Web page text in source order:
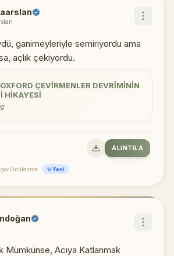
ganimeyleriyle semiriyordu ama
açlık çekiyordu.
ÇEVIRMENLER DEVRIMININ
HIKAYESI
ALINTILA
✨ Yeni
Mümkünse, Acıya Katlanmak